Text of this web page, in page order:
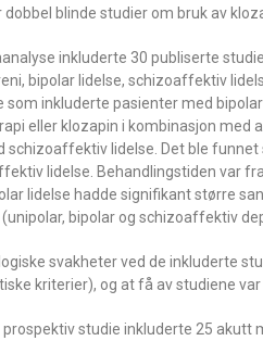
dobbel blinde studier om bruk av
inkluderte 30 publiserte
bipolar lidelse, schizoaffektiv
som inkluderte pasienter med
eller klozapin i kombinasjon med
schizoaffektiv lidelse. Det ble funnet
lidelse. Behandlingstiden var
lidelse hadde signifikant større
bipolar og schizoaffektiv
svakheter ved de inkluderte
kriterier), og at få av studiene
prospektiv studie inkluderte 25